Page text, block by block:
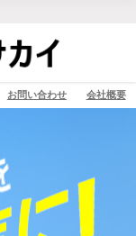
お問い合わせ 会社概要